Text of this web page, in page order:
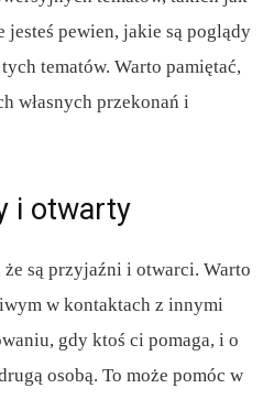
pewien, jakie są poglądy
tematów. Warto pamiętać,
własnych przekonań i
i otwarty
są przyjaźni i otwarci. Warto
w kontaktach z innymi
gdy ktoś ci pomaga, i o
osobą. To może pomóc w